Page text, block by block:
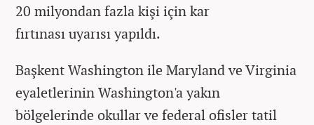
20 milyondan fazla kişi için kar
fırtınası uyarısı yapıldı.
Başkent Washington ile Maryland ve Virginia
eyaletlerinin Washington'a yakın
bölgelerinde okullar ve federal ofisler tatil